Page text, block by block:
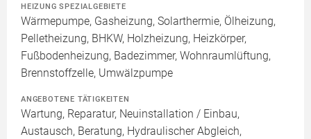
HEIZUNG SPEZIALGEBIETE
Wärmepumpe, Gasheizung, Solarthermie, Ölheizung,
Pelletheizung, BHKW, Holzheizung, Heizkörper,
Fußbodenheizung, Badezimmer, Wohnraumlüftung,
Brennstoffzelle, Umwälzpumpe
ANGEBOTENE TÄTIGKEITEN
Wartung, Reparatur, Neuinstallation / Einbau,
Austausch, Beratung, Hydraulischer Abgleich,